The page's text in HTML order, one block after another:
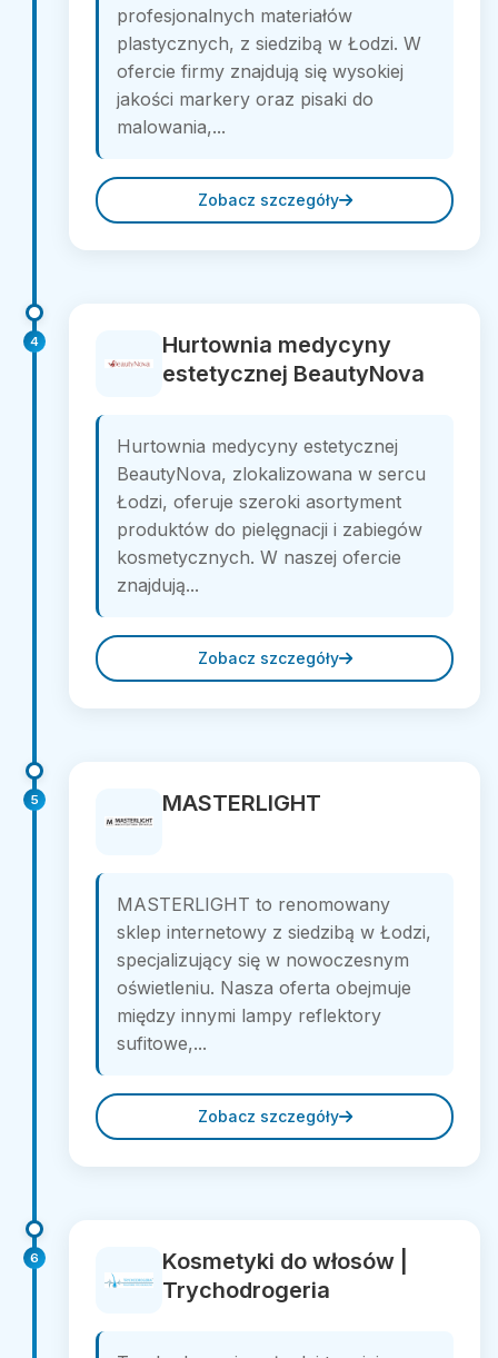
profesjonalnych materiałów
plastycznych, z siedzibą w Łodzi. W
ofercie firmy znajdują się wysokiej
jakości markery oraz pisaki do
malowania,...
Zobacz szczegóły
4
Hurtownia medycyny
estetycznej BeautyNova
Hurtownia medycyny estetycznej
BeautyNova, zlokalizowana w sercu
Łodzi, oferuje szeroki asortyment
produktów do pielęgnacji i zabiegów
kosmetycznych. W naszej ofercie
znajdują...
Zobacz szczegóły
5 MASTERLIGHT
MASTERLIGHT to renomowany
sklep internetowy z siedzibą w Łodzi,
specjalizujący się w nowoczesnym
oświetleniu. Nasza oferta obejmuje
między innymi lampy reflektory
sufitowe,...
Zobacz szczegóły
6
Kosmetyki do włosów |
Trychodrogeria